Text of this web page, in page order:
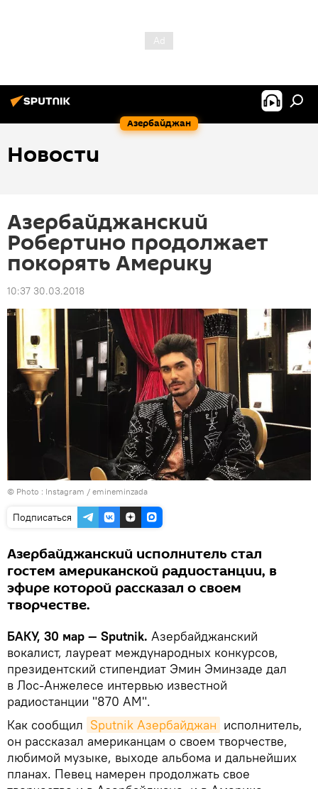
Азербайджан
Новости
Азербайджанский
Робертино продолжает
покорять Америку
10:37 30.03.2018
© Photo : Instagram / emineminzada
Подписаться
Азербайджанский исполнитель стал
гостем американской радиостанции, в
эфире которой рассказал о своем
творчестве.
БАКУ, 30 мар — Sputnik. Азербайджанский
вокалист, лауреат международных конкурсов,
президентский стипендиат Эмин Эминзаде дал
в Лос-Анжелесе интервью известной
радиостанции "870 AM".
Как сообщил Sputnik Азербайджан исполнитель,
он рассказал американцам о своем творчестве,
любимой музыке, выходе альбома и дальнейших
планах. Певец намерен продолжать свое